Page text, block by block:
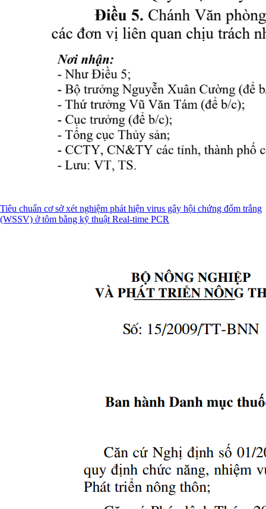
Tiêu chuẩn cơ sở xét nghiệm phát hiện virus gây hội chứng đốm trắng
(WSSV) ở tôm bằng kỹ thuật Real-time PCR